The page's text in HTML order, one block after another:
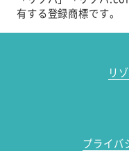
有する登録商標です。
リ
プライバ